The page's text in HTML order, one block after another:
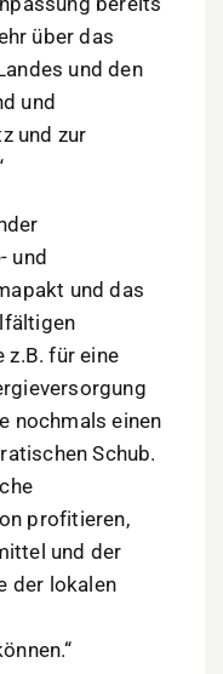
über das
und den
und
und zur
und
und das
z.B. für eine
nochmals einen
Schub.
profitieren,
und der
der lokalen